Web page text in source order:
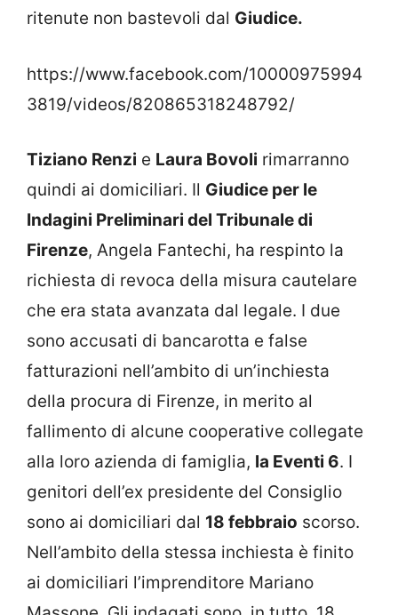
ritenute non bastevoli dal Giudice.
https://www.facebook.com/10000975994
3819/videos/820865318248792/
Tiziano Renzi e Laura Bovoli rimarranno
quindi ai domiciliari. Il Giudice per le
Indagini Preliminari del Tribunale di
Firenze, Angela Fantechi, ha respinto la
richiesta di revoca della misura cautelare
che era stata avanzata dal legale. I due
sono accusati di bancarotta e false
fatturazioni nell’ambito di un’inchiesta
della procura di Firenze, in merito al
fallimento di alcune cooperative collegate
alla loro azienda di famiglia, la Eventi 6. I
genitori dell’ex presidente del Consiglio
sono ai domiciliari dal 18 febbraio scorso.
Nell’ambito della stessa inchiesta è finito
ai domiciliari l’imprenditore Mariano